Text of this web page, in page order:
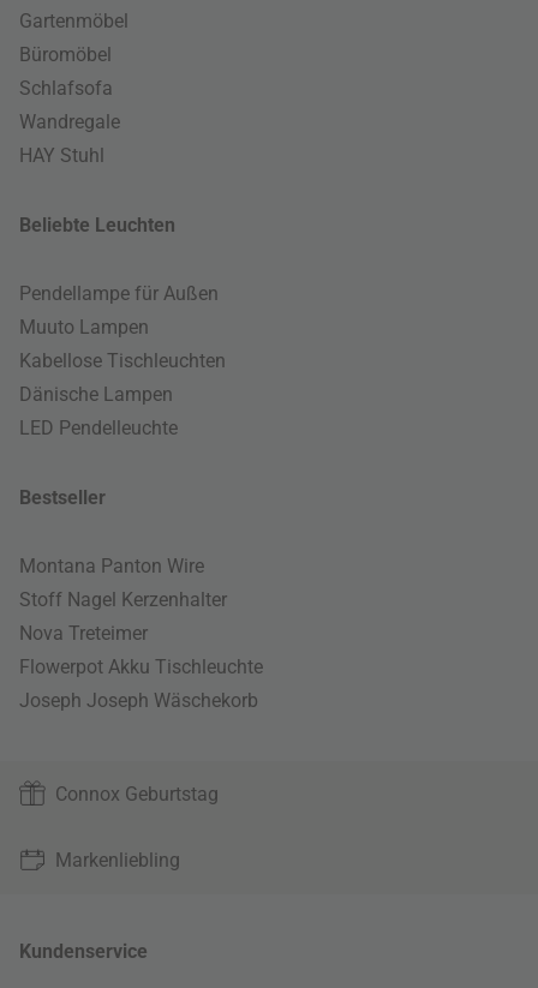
Gartenmöbel
Büromöbel
Schlafsofa
Wandregale
HAY Stuhl
Beliebte Leuchten
Pendellampe für Außen
Muuto Lampen
Kabellose Tischleuchten
Dänische Lampen
LED Pendelleuchte
Bestseller
Montana Panton Wire
Stoff Nagel Kerzenhalter
Nova Treteimer
Flowerpot Akku Tischleuchte
Joseph Joseph Wäschekorb
Connox Geburtstag
Markenliebling
Kundenservice